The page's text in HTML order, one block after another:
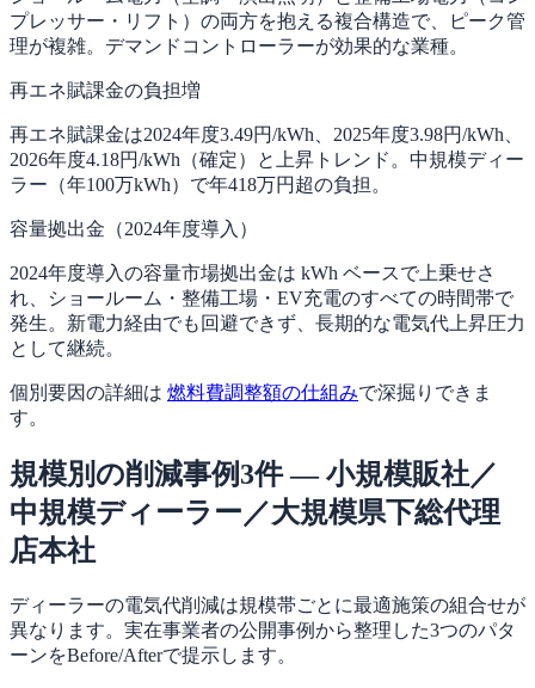
プレッサー・リフト）の両方を抱える複合構造で、ピーク管
理が複雑。デマンドコントローラーが効果的な業種。
再エネ賦課金の負担増
再エネ賦課金は2024年度3.49円/kWh、2025年度3.98円/kWh、
2026年度4.18円/kWh（確定）と上昇トレンド。中規模ディー
ラー（年100万kWh）で年418万円超の負担。
容量拠出金（2024年度導入）
2024年度導入の容量市場拠出金は kWh ベースで上乗せさ
れ、ショールーム・整備工場・EV充電のすべての時間帯で
発生。新電力経由でも回避できず、長期的な電気代上昇圧力
として継続。
個別要因の詳細は 燃料費調整額の仕組みで深掘りできま
す。
規模別の削減事例3件 — 小規模販社／
中規模ディーラー／大規模県下総代理
店本社
ディーラーの電気代削減は規模帯ごとに最適施策の組合せが
異なります。実在事業者の公開事例から整理した3つのパタ
ーンをBefore/Afterで提示します。